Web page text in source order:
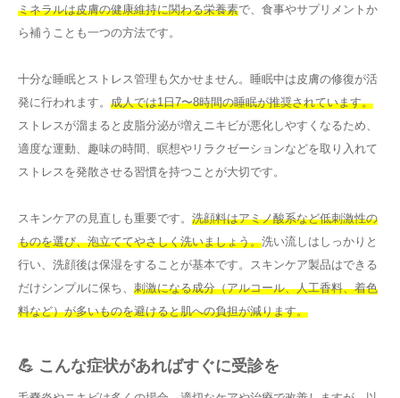
ミネラルは皮膚の健康維持に関わる栄養素で、食事やサプリメントか
ら補うことも一つの方法です。
十分な睡眠とストレス管理も欠かせません。睡眠中は皮膚の修復が活
発に行われます。 成人では1日7〜8時間の睡眠が推奨されています。
ストレスが溜まると皮脂分泌が増えニキビが悪化しやすくなるため、
適度な運動、趣味の時間、瞑想やリラクゼーションなどを取り入れて
ストレスを発散させる習慣を持つことが大切です。
スキンケアの見直しも重要です。 洗顔料はアミノ酸系など低刺激性の
ものを選び、泡立ててやさしく洗いましょう。洗い流しはしっかりと
行い、洗顔後は保湿をすることが基本です。スキンケア製品はできる
だけシンプルに保ち、 刺激になる成分（アルコール、人工香料、着色
料など）が多いものを避けると肌への負担が減ります。
💪 こんな症状があればすぐに受診を